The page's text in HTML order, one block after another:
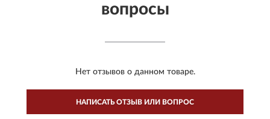
вопросы
Нет отзывов о данном товаре.
НАПИСАТЬ ОТЗЫВ ИЛИ ВОПРОС